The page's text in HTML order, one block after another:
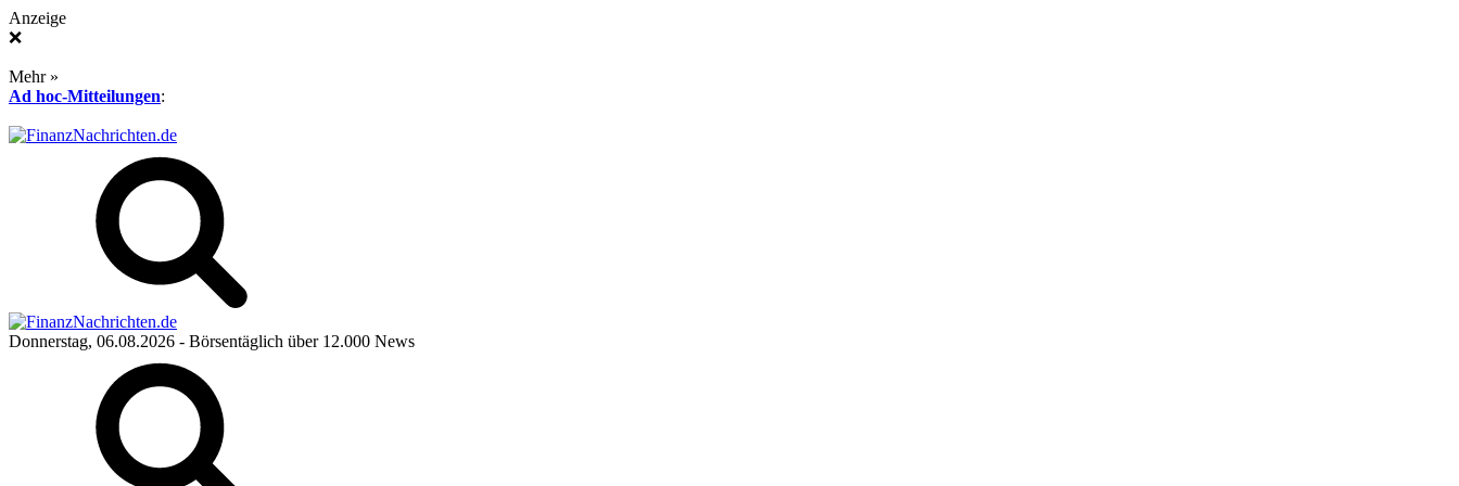
Anzeige
❌
Mehr »
Ad hoc-Mitteilungen:
Donnerstag, 06.08.2026 - Börsentäglich über 12.000 News